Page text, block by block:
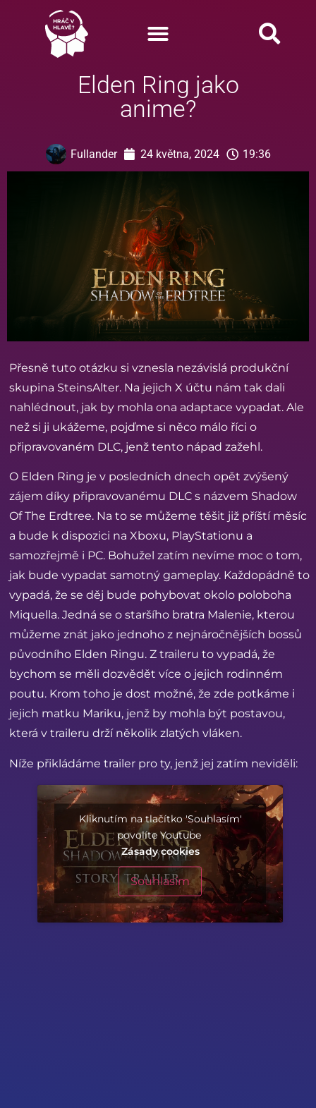
Elden Ring jako
anime?
Fullander 24 května, 2024 19:36
Přesně tuto otázku si vznesla nezávislá produkční
skupina SteinsAlter. Na jejich X účtu nám tak dali
nahlédnout, jak by mohla ona adaptace vypadat. Ale
než si ji ukážeme, pojďme si něco málo říci o
připravovaném DLC, jenž tento nápad zažehl.
O Elden Ring je v posledních dnech opět zvýšený
zájem díky připravovanému DLC s názvem Shadow
Of The Erdtree. Na to se můžeme těšit již příští měsíc
a bude k dispozici na Xboxu, PlayStationu a
samozřejmě i PC. Bohužel zatím nevíme moc o tom,
jak bude vypadat samotný gameplay. Každopádně to
vypadá, že se děj bude pohybovat okolo poloboha
Miquella. Jedná se o staršího bratra Malenie, kterou
můžeme znát jako jednoho z nejnáročnějších bossů
původního Elden Ringu. Z traileru to vypadá, že
bychom se měli dozvědět více o jejich rodinném
poutu. Krom toho je dost možné, že zde potkáme i
jejich matku Mariku, jenž by mohla být postavou,
která v traileru drží několik zlatých vláken.
Níže přikládáme trailer pro ty, jenž jej zatím neviděli:
Kliknutím na tlačítko 'Souhlasím'
povolíte Youtube
Zásady cookies
Souhlasím